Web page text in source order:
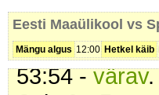
Eesti Maaülikool vs
Mängu algus 12:00 Hetkel käib
Hõbejärv.
52:01 -värav.
53:54 -värav.